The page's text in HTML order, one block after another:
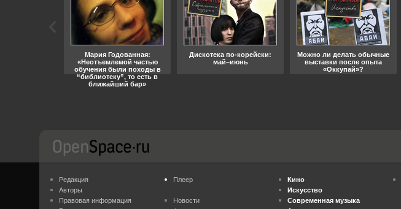
Мария Годованная:
«Неотъемлемой частью
обучения были походы в
“библиотеку”, то есть в
ближайший бар»
Дискотека по-корейски:
май–июнь
Можно ли делать обычные
выставки после опыта
«Оккупай»?
Редакция
Авторы
Правовая информация
Плеер
Новости
Кино
Искусство
Современная музыка